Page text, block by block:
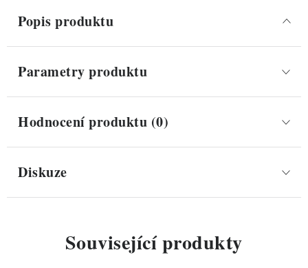
Popis produktu
Parametry produktu
Hodnocení produktu (0)
Diskuze
Související produkty